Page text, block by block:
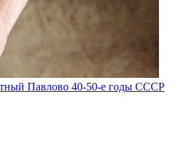
Павлово 40-50-е годы СССР